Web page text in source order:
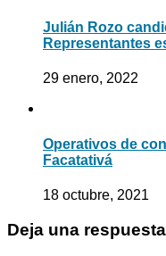
Julián Rozo
Representantes
29 enero, 2022
Operativos de
Facatativá
18 octubre, 2021
Deja una respuesta